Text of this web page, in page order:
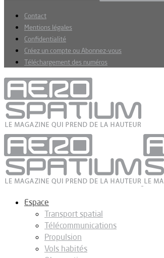
Contact
Mentions légales
Confidentialité
Créez un compte ou Abonnez-vous
Téléchargement des numéros
Espace
Transport spatial
Télécommunications
Propulsion
Vols habités